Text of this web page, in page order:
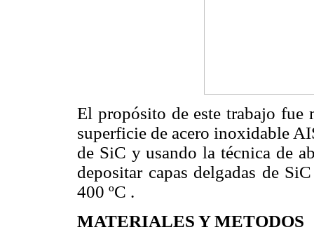
El propósito de este trabajo fue
superficie de acero inoxidable
de SiC y usando la técnica de
depositar capas delgadas de
400 ºC .
MATERIALES Y METODOS